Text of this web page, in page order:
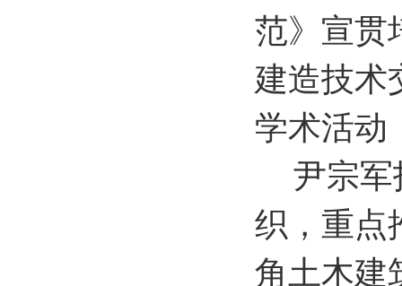
范》宣贯
建造技术
学术活动
尹宗军
织，重点
角土木建